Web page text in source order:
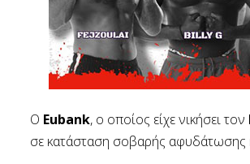
Ο Eubank, ο οποίος είχε νικήσει τον
σε κατάσταση σοβαρής αφυδάτωσης